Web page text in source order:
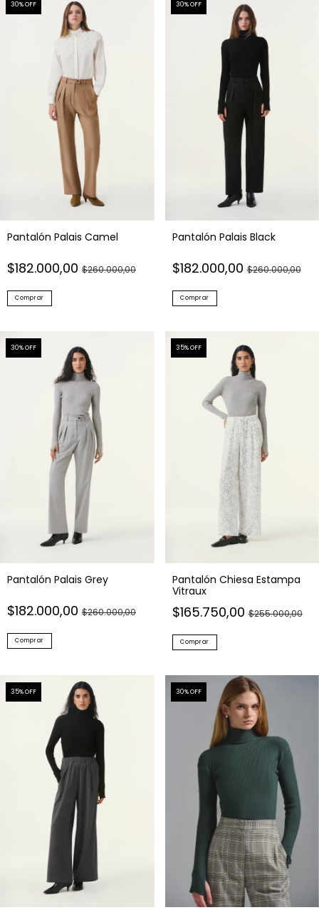
30% OFF
Pantalón Palais Camel
$182.000,00 $260.000,00
Comprar
30% OFF
Pantalón Palais Black
$182.000,00$260.000,00
Comprar
30% OFF
Pantalón Palais Grey
$182.000,00 $260.000,00
Comprar
35% OFF
Pantalón Chiesa Estampa
Vitraux
$165.750,00$255.000,00
Comprar
35% OFF 30% OFF